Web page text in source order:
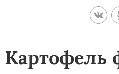
Картофель